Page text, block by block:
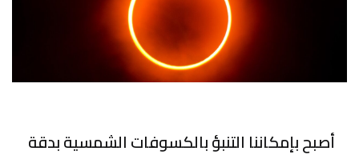
أصبح بإمكاننا التنبؤ بالكسوفات الشمسية بدقة